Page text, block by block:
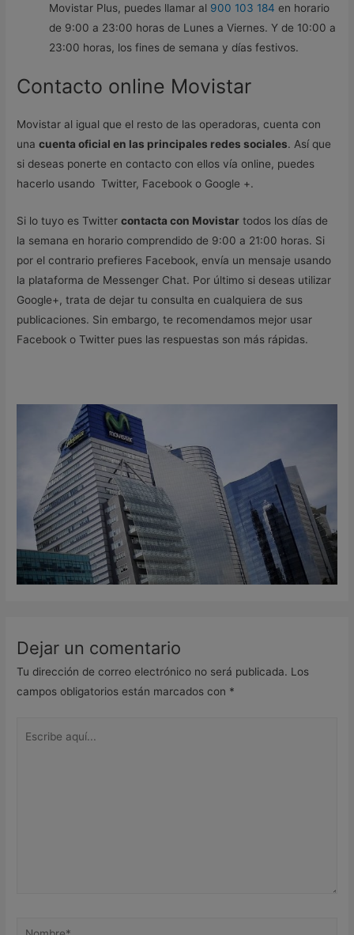
Movistar Plus, puedes llamar al 900 103 184 en horario
de 9:00 a 23:00 horas de Lunes a Viernes. Y de 10:00 a
23:00 horas, los fines de semana y días festivos.
Contacto online Movistar
Movistar al igual que el resto de las operadoras, cuenta con
unacuenta oficial en las principales redes sociales. Así que
si deseas ponerte en contacto con ellos vía online, puedes
hacerlo usando Twitter, Facebook o Google +.
Si lo tuyo es Twittercontacta con Movistar todos los días de
la semana en horario comprendido de 9:00 a 21:00 horas. Si
por el contrario prefieres Facebook, envía un mensaje usando
la plataforma de Messenger Chat. Por último si deseas utilizar
Google+, trata de dejar tu consulta en cualquiera de sus
publicaciones. Sin embargo, te recomendamos mejor usar
Facebook o Twitter pues las respuestas son más rápidas.
Dejar un comentario
Tu dirección de correo electrónico no será publicada. Los
campos obligatorios están marcados con *
Nombre*